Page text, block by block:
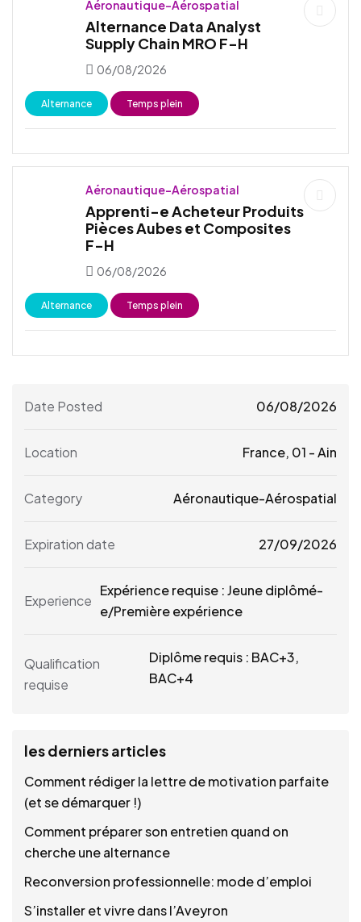
Aéronautique-Aérospatial
Alternance Data Analyst
Supply Chain MRO F-H
06/08/2026
Alternance Temps plein
Aéronautique-Aérospatial
Apprenti-e Acheteur Produits
Pièces Aubes et Composites
F-H
06/08/2026
Alternance Temps plein
Date Posted 06/08/2026
Location France, 01 - Ain
Category Aéronautique-Aérospatial
Expiration date 27/09/2026
Experience
Expérience requise : Jeune diplômé-
e/Première expérience
Qualification
requise
Diplôme requis : BAC+3,
BAC+4
les derniers articles
Comment rédiger la lettre de motivation parfaite
(et se démarquer !)
Comment préparer son entretien quand on
cherche une alternance
Reconversion professionnelle: mode d’emploi
S’installer et vivre dans l’Aveyron